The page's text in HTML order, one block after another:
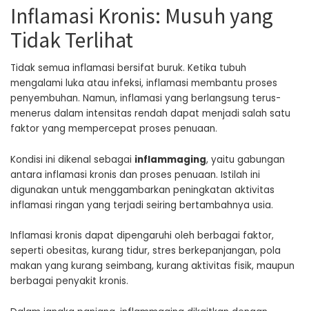
Inflamasi Kronis: Musuh yang
Tidak Terlihat
Tidak semua inflamasi bersifat buruk. Ketika tubuh
mengalami luka atau infeksi, inflamasi membantu proses
penyembuhan. Namun, inflamasi yang berlangsung terus-
menerus dalam intensitas rendah dapat menjadi salah satu
faktor yang mempercepat proses penuaan.
Kondisi ini dikenal sebagai inflammaging, yaitu gabungan
antara inflamasi kronis dan proses penuaan. Istilah ini
digunakan untuk menggambarkan peningkatan aktivitas
inflamasi ringan yang terjadi seiring bertambahnya usia.
Inflamasi kronis dapat dipengaruhi oleh berbagai faktor,
seperti obesitas, kurang tidur, stres berkepanjangan, pola
makan yang kurang seimbang, kurang aktivitas fisik, maupun
berbagai penyakit kronis.